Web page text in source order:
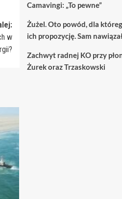
w
Camavingi: „To pewne”
Żużel. Oto powód, dla
ich propozycję. Sam
Zachwyt radnej KO przy
Żurek oraz Trzaskowski